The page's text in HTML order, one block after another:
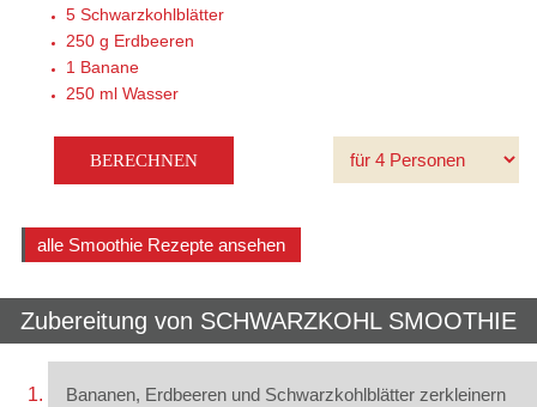
5 Schwarzkohlblätter
250 g Erdbeeren
1 Banane
250 ml Wasser
alle Smoothie Rezepte ansehen
Zubereitung von SCHWARZKOHL SMOOTHIE
Bananen, Erdbeeren und Schwarzkohlblätter zerkleinern